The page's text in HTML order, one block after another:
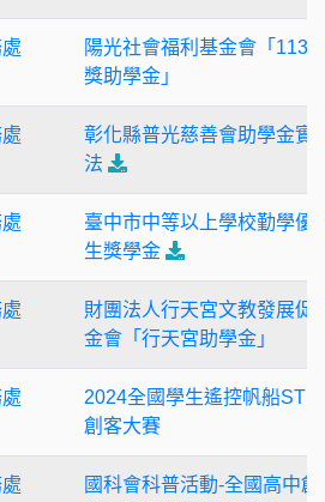
陽光社會福利基金會「113
獎助學金」
彰化縣普光慈善會助學金實
法
臺中市中等以上學校勤學優
生獎學金
財團法人行天宮文教發展促
金會「行天宮助學金」
2024全國學生遙控帆船
創客大賽
國科會科普活動-全國高中創